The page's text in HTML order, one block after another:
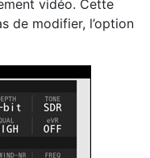
vidéo. Cette
de modifier, l’option